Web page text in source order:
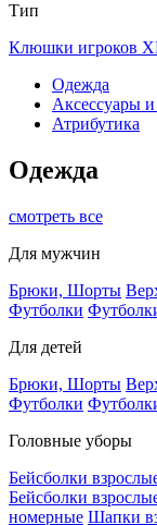
Тип
Клюшки игроков
Одежда
Аксессуары
Атрибутика
Одежда
смотреть все
Для мужчин
Брюки, Шорты
Футболки
Для детей
Брюки, Шорты
Футболки
Головные уборы
Бейсболки
Бейсболки
номерные Шапки